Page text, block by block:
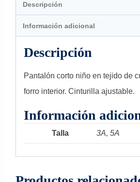
Descripción
Información adicional
Descripción
Pantalón corto niño en tejido de
forro interior. Cinturilla ajustable.
Información
Talla 3A, 5A